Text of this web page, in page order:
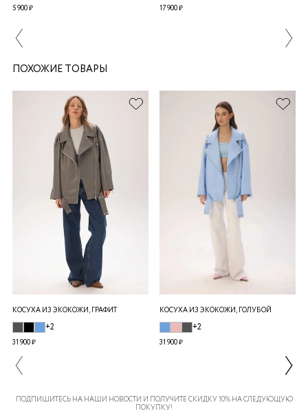
5 900 ₽ 17 900 ₽
ПОХОЖИЕ ТОВАРЫ
КОСУХА ИЗ ЭКОКОЖИ, ГРАФИТ
+2
31 900 ₽
КОСУХА ИЗ ЭКОКОЖИ, ГОЛУБОЙ
+2
31 900 ₽
ПОДПИШИТЕСЬ НА НАШИ НОВОСТИ И ПОЛУЧИТЕ СКИДКУ 10% НА СЛЕДУЮЩУЮ
ПОКУПКУ!